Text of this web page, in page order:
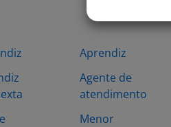
Aprendiz
Agente de
atendimento
Menor